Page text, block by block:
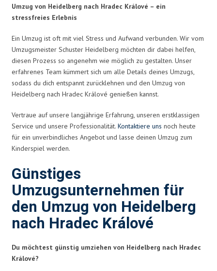
Umzug von Heidelberg nach Hradec Králové – ein
stressfreies Erlebnis
Ein Umzug ist oft mit viel Stress und Aufwand verbunden. Wir vom
Umzugsmeister Schuster Heidelberg möchten dir dabei helfen,
diesen Prozess so angenehm wie möglich zu gestalten. Unser
erfahrenes Team kümmert sich um alle Details deines Umzugs,
sodass du dich entspannt zurücklehnen und den Umzug von
Heidelberg nach Hradec Králové genießen kannst.
Vertraue auf unsere langjährige Erfahrung, unseren erstklassigen
Service und unsere Professionalität. Kontaktiere uns noch heute
für ein unverbindliches Angebot und lasse deinen Umzug zum
Kinderspiel werden.
Günstiges
Umzugsunternehmen für
den Umzug von Heidelberg
nach Hradec Králové
Du möchtest günstig umziehen von Heidelberg nach Hradec
Králové?